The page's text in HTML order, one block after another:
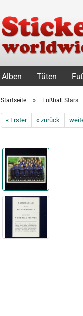
Alben Tüten
Startseite » Fußball Stars
« Erster « zurück